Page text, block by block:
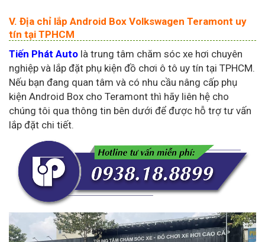
V. Địa chỉ lắp Android Box Volkswagen Teramont uy
tín tại TPHCM
Tiến Phát Auto là trung tâm chăm sóc xe hơi chuyên
nghiệp và lắp đặt phụ kiện đồ chơi ô tô uy tín tại TPHCM.
Nếu bạn đang quan tâm và có nhu cầu nâng cấp phụ
kiện Android Box cho Teramont thì hãy liên hệ cho
chúng tôi qua thông tin bên dưới để được hỗ trợ tư vấn
lắp đặt chi tiết.